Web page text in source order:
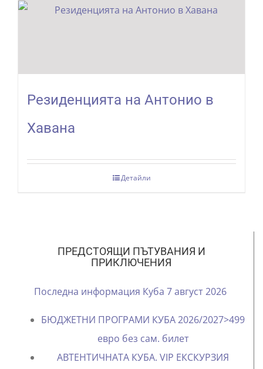
Резиденцията на Антонио в
Хавана
Детайли
ПРЕДСТОЯЩИ ПЪТУВАНИЯ И
ПРИКЛЮЧЕНИЯ
Последна информация Куба 7 август 2026
БЮДЖЕТНИ ПРОГРАМИ КУБА 2026/2027>499
евро без сам. билет
АВТЕНТИЧНАТА КУБА. VIP ЕКСКУРЗИЯ